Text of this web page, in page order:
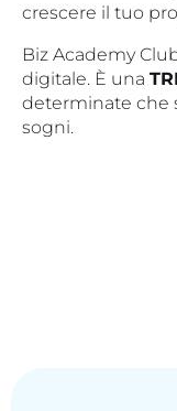
crescere il tuo
Biz Academy
digitale. È una
determinate che
sogni.